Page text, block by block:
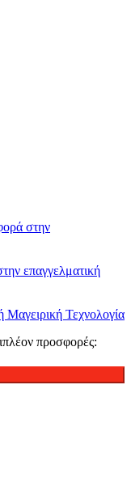
στην
επαγγελματική
Τεχνολογία
προσφορές: